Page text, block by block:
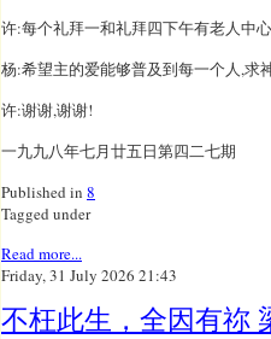
许:每个礼拜一和礼拜四下午有老人中
杨:希望主的爱能够普及到每一个人,求
许:谢谢,谢谢!
一九九八年七月廿五日第四二七期
Published in 8
Tagged under
Read more...
Friday, 31 July 2026 21:43
不枉此生，全因有祢